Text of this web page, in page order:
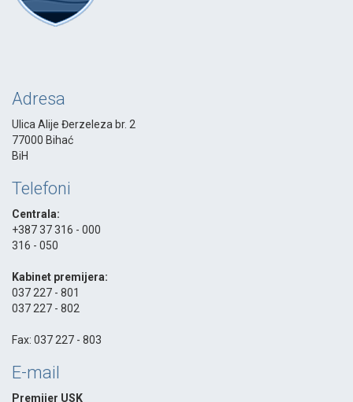
Adresa
Ulica Alije Đerzeleza br. 2
77000 Bihać
BiH
Telefoni
Centrala:
+387 37 316 - 000
316 - 050
Kabinet premijera:
037 227 - 801
037 227 - 802
Fax: 037 227 - 803
E-mail
Premijer USK